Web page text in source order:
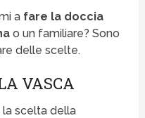
a fare la doccia
o un familiare? Sono
delle scelte.
VASCA
la scelta della